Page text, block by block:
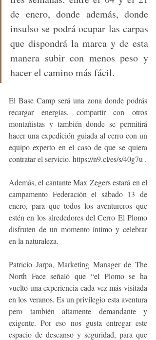
de enero, donde además, donde
insulso se podrá ocupar las carpas
que dispondrá la marca y de esta
manera subir con menos peso y
hacer el camino más fácil.
El Base Camp será una zona donde podrás
recargar energías, compartir con otros
montañistas y también donde se permitirá
hacer una expedición guiada al cerro con un
equipo experto en el caso de que se quiera
contratar el servicio. https://n9.cl/es/s/40g7u .
Además, el cantante Max Zegers estará en el
campamento Federación el sábado 13 de
enero, para que todos los aventureros que
estén en los alrededores del Cerro El Plomo
disfruten de un momento íntimo y celebrar
en la naturaleza.
Patricio Jarpa, Marketing Manager de The
North Face señaló que “el Plomo se ha
vuelto una experiencia cada vez más visitada
en los veranos. Es un privilegio esta aventura
pero también altamente demandante y
exigente. Por eso nos gusta entregar este
espacio de descanso y seguridad, para que